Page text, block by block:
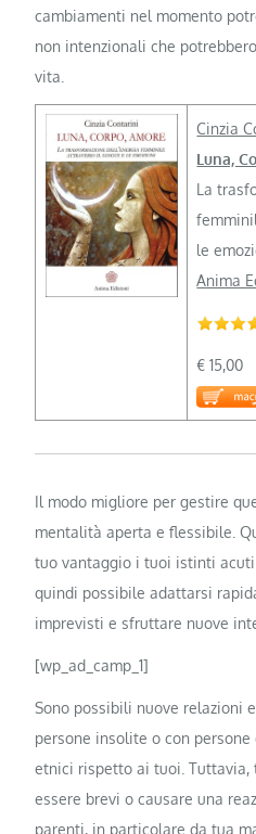
cambiamenti nel momento
non intenzionali che
vita.
Cinzia
Luna,
La
le
Anima
€ 15,00
Il modo migliore per gestire
mentalità aperta e flessibile.
tuo vantaggio i tuoi istinti
quindi possibile adattarsi
imprevisti e sfruttare nuove
[wp_ad_camp_1]
Sono possibili nuove relazioni
persone insolite o con
etnici rispetto ai tuoi. Tuttavia,
essere brevi o causare una
parenti, in particolare da tua